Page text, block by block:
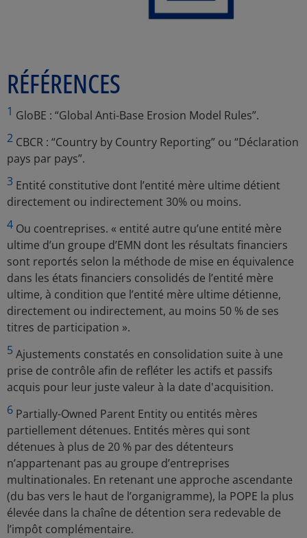
RÉFÉRENCES
1 GloBE : “Global Anti-Base Erosion Model Rules”.
2 CBCR : “Country by Country Reporting” ou “Déclaration
pays par pays”.
3 Entité constitutive dont l’entité mère ultime détient
directement ou indirectement 30% ou moins.
4 Ou coentreprises. « entité autre qu’une entité mère
ultime d’un groupe d’EMN dont les résultats financiers
sont reportés selon la méthode de mise en équivalence
dans les états financiers consolidés de l’entité mère
ultime, à condition que l’entité mère ultime détienne,
directement ou indirectement, au moins 50 % de ses
titres de participation ».
5Ajustements constatés en consolidation suite à une
prise de contrôle afin de refléter les actifs et passifs
acquis pour leur juste valeur à la date d'acquisition.
6 Partially-Owned Parent Entity ou entités mères
partiellement détenues. Entités mères qui sont
détenues à plus de 20 % par des détenteurs
n’appartenant pas au groupe d’entreprises
multinationales. En retenant une approche ascendante
(du bas vers le haut de l’organigramme), la POPE la plus
élevée dans la chaîne de détention sera redevable de
l’impôt complémentaire.